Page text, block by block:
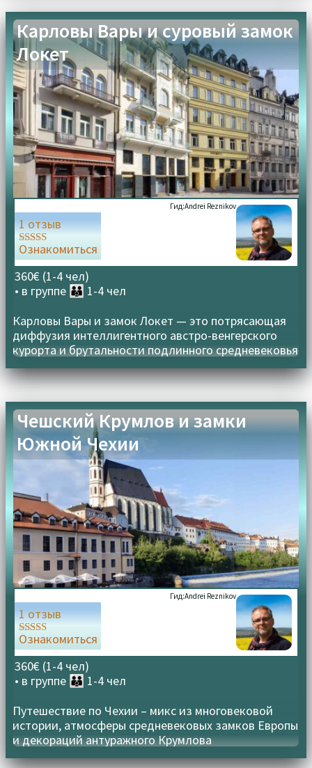
Карловы Вары и суровый замок
Локет
Гид:Andrei Reznikov
360€ (1-4 чел)
• в группе 👪 1-4 чел
1 отзыв
Оценка
5.00
из 5
Ознакомиться
Карловы Вары и замок Локет — это потрясающая
диффузия интеллигентного австро-венгерского
курорта и брутальности подлинного средневековья
Чешский Крумлов и замки
Южной Чехии
Гид:Andrei Reznikov
360€ (1-4 чел)
• в группе 👪 1-4 чел
1 отзыв
Оценка
5.00
из 5
Ознакомиться
Путешествие по Чехии – микс из многовековой
истории, атмосферы средневековых замков Европы
и декораций антуражного Крумлова